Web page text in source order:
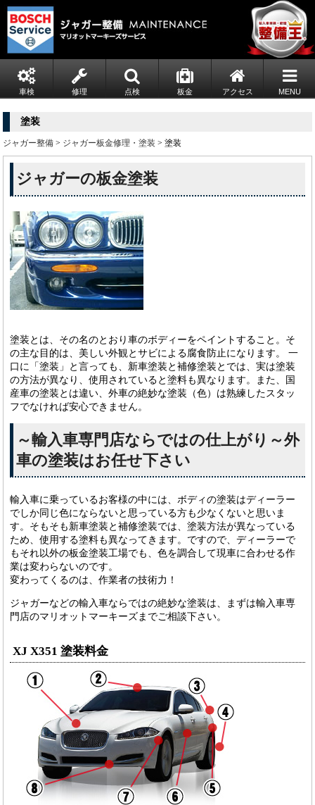
車検 修理 点検 板金 アクセス MENU
塗装
ジャガー整備 > ジャガー板金修理・塗装 > 塗装
ジャガーの板金塗装
塗装とは、その名のとおり車のボディーをペイントすること。そ
の主な目的は、美しい外観とサビによる腐食防止になります。 一
口に「塗装」と言っても、新車塗装と補修塗装とでは、実は塗装
の方法が異なり、使用されていると塗料も異なります。また、国
産車の塗装とは違い、外車の絶妙な塗装（色）は熟練したスタッ
フでなければ安心できません。
～輸入車専門店ならではの仕上がり～外
車の塗装はお任せ下さい
輸入車に乗っているお客様の中には、ボディの塗装はディーラー
でしか同じ色にならないと思っている方も少なくないと思いま
す。そもそも新車塗装と補修塗装では、塗装方法が異なっている
ため、使用する塗料も異なってきます。ですので、ディーラーで
もそれ以外の板金塗装工場でも、色を調合して現車に合わせる作
業は変わらないのです。
変わってくるのは、作業者の技術力！
ジャガーなどの輸入車ならではの絶妙な塗装は、まずは輸入車専
門店のマリオットマーキーズまでご相談下さい。
XJ X351 塗装料金